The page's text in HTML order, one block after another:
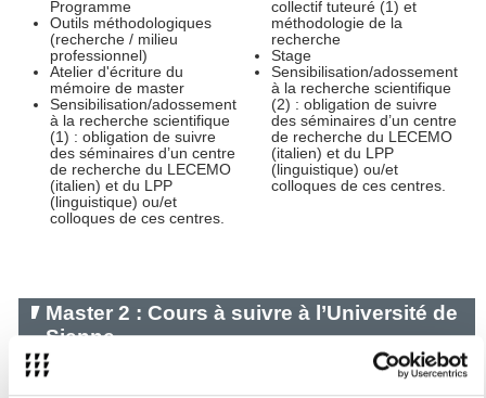
Programme
Outils méthodologiques
(recherche / milieu
professionnel)
Atelier d'écriture du
mémoire de master
Sensibilisation/adossement
à la recherche scientifique
(1) : obligation de suivre
des séminaires d’un centre
de recherche du LECEMO
(italien) et du LPP
(linguistique) ou/et
colloques de ces centres.
collectif tuteuré (1) et
méthodologie de la
recherche
Stage
Sensibilisation/adossement
à la recherche scientifique
(2) : obligation de suivre
des séminaires d’un centre
de recherche du LECEMO
(italien) et du LPP
(linguistique) ou/et
colloques de ces centres.
Master 2 : Cours à suivre à l’Université de
Sienne